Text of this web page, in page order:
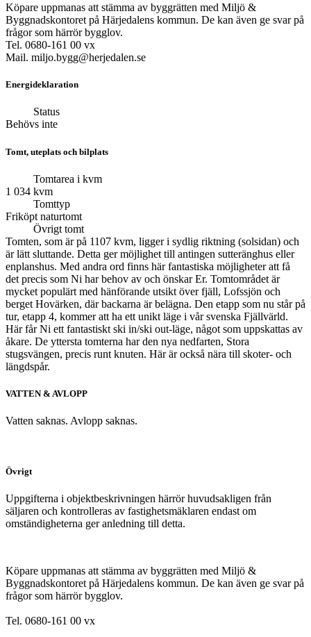
Köpare uppmanas att stämma av byggrätten med Miljö &
Byggnadskontoret på Härjedalens kommun. De kan även ge svar på
frågor som härrör bygglov.
Tel. 0680-161 00 vx
Mail. miljo.bygg@herjedalen.se
Energideklaration
Status
Behövs inte
Tomt, uteplats och bilplats
Tomtarea i kvm
1 034 kvm
Tomttyp
Friköpt naturtomt
Övrigt tomt
Tomten, som är på 1107 kvm, ligger i sydlig riktning (solsidan) och
är lätt sluttande. Detta ger möjlighet till antingen sutteränghus eller
enplanshus. Med andra ord finns här fantastiska möjligheter att få
det precis som Ni har behov av och önskar Er. Tomtområdet är
mycket populärt med hänförande utsikt över fjäll, Lofssjön och
berget Hovärken, där backarna är belägna. Den etapp som nu står på
tur, etapp 4, kommer att ha ett unikt läge i vår svenska Fjällvärld.
Här får Ni ett fantastiskt ski in/ski out-läge, något som uppskattas av
åkare. De yttersta tomterna har den nya nedfarten, Stora
stugsvängen, precis runt knuten. Här är också nära till skoter- och
längdspår.
VATTEN & AVLOPP
Vatten saknas. Avlopp saknas.
Övrigt
Uppgifterna i objektbeskrivningen härrör huvudsakligen från
säljaren och kontrolleras av fastighetsmäklaren endast om
omständigheterna ger anledning till detta.
Köpare uppmanas att stämma av byggrätten med Miljö &
Byggnadskontoret på Härjedalens kommun. De kan även ge svar på
frågor som härrör bygglov.
Tel. 0680-161 00 vx